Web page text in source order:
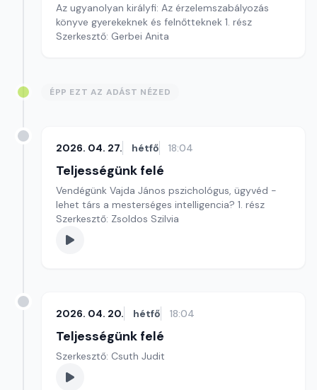
Az ugyanolyan királyfi: Az érzelemszabályozás
könyve gyerekeknek és felnőtteknek 1. rész
Szerkesztő: Gerbei Anita
ÉPP EZT AZ ADÁST NÉZED
2026. 04. 27. hétfő 18:04
Teljességünk felé
Vendégünk Vajda János pszichológus, ügyvéd -
lehet társ a mesterséges intelligencia? 1. rész
Szerkesztő: Zsoldos Szilvia
2026. 04. 20. hétfő 18:04
Teljességünk felé
Szerkesztő: Csuth Judit